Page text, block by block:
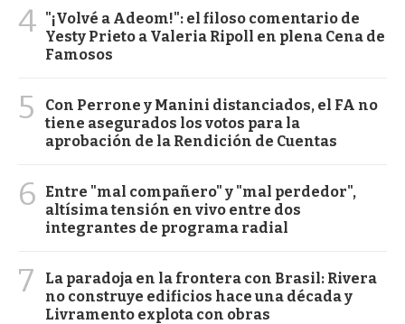
4 "¡Volvé a Adeom!": el filoso comentario de
Yesty Prieto a Valeria Ripoll en plena Cena de
Famosos
5
Con Perrone y Manini distanciados, el FA no
tiene asegurados los votos para la
aprobación de la Rendición de Cuentas
6
Entre "mal compañero" y "mal perdedor",
altísima tensión en vivo entre dos
integrantes de programa radial
7
La paradoja en la frontera con Brasil: Rivera
no construye edificios hace una década y
Livramento explota con obras